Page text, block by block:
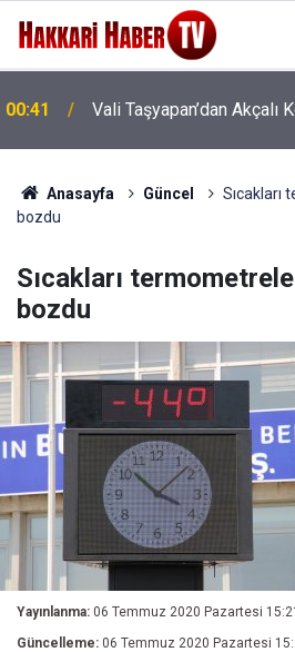
00:41 Vali Taşyapan’dan Akçalı
00:37 Vali Taşyapan Akbulut
Anasayfa Güncel
Sıcakları
bozdu
Sıcakları
bozdu
Yayınlanma: 06 Temmuz 2020 Pazartesi
Güncelleme: 06 Temmuz 2020 Pazartesi